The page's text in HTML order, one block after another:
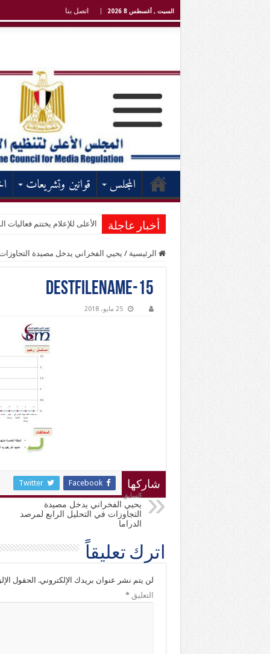
السبت , أغسطس 8 2026 اتصل بنا
المجلس قوانين وتشريعات
أخبار عاجلة الأعلى للإعلام يختتم فعاليات
الرئيسية / يحيي الفخراني يدخل مصيدة
destfilename-15
25 مايو، 2018
شاركها Facebook
Twitter
السابق
يحيي الفخراني يدخل مصيدة
التجاوزات في التحليل الرابع لمرصد
الدراما
اترك تعليقاً
لن يتم نشر عنوان بريدك الإلكتروني. الحقول
التعليق*